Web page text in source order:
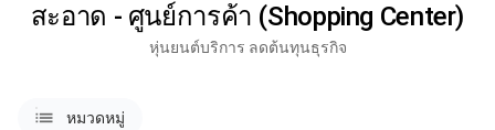
สะอาด - ศูนย์การค้า (Shopping Center)
หุ่นยนต์บริการ ลดต้นทุนธุรกิจ
listsหมวดหมู่